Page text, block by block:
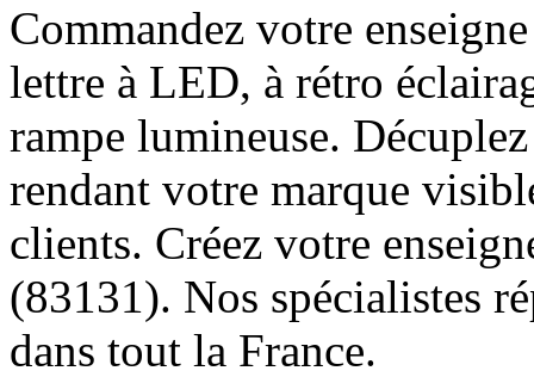
Commandez votre
lettre à LED, à rétro
rampe lumineuse.
rendant votre marque
clients. Créez votre
(83131). Nos spécialistes
dans tout la France.